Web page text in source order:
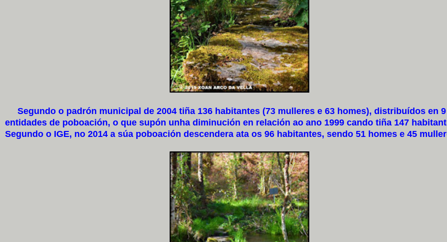
Segundo o padrón municipal de 2004 tiña 136 habitantes (73 mulleres e 63 homes), distribuídos en 9
entidades de poboación, o que supón unha diminución en relación ao ano 1999 cando tiña 147
Segundo o IGE, no 2014 a súa poboación descendera ata os 96 habitantes, sendo 51 homes e 45